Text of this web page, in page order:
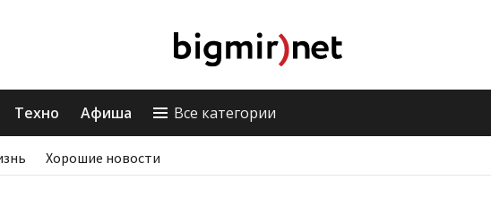
Техно Афиша Все категории
Хорошие новости